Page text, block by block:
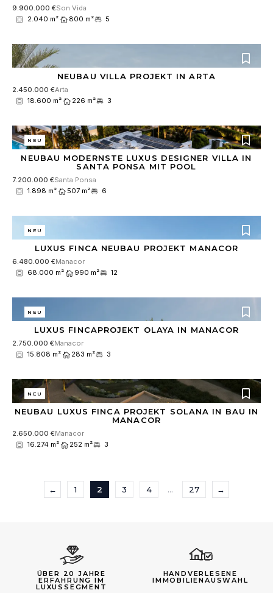
9.900.000 €Son Vida
2.040 m²
800 m² 5
NEUBAU VILLA PROJEKT IN ARTA
2.450.000 €Arta
18.600 m²
226 m² 3
NEU
NEUBAU MODERNSTE LUXUS DESIGNER VILLA IN
SANTA PONSA MIT POOL
7.200.000 €Santa Ponsa
1.898 m²
507 m² 6
NEU
LUXUS FINCA NEUBAU PROJEKT MANACOR
6.480.000 €Manacor
68.000 m²
990 m² 12
NEU
LUXUS FINCAPROJEKT OLAYA IN MANACOR
2.750.000 €Manacor
15.808 m²
283 m² 3
NEU
NEUBAU LUXUS FINCA PROJEKT SOLANA IN BAU IN
MANACOR
2.650.000 €Manacor
16.274 m²
252 m² 3
← 1 2 3 4 … 27 →
ÜBER 20 JAHRE
ERFAHRUNG IM
LUXUSSEGMENT
HANDVERLESENE
IMMOBILIENAUSWAHL